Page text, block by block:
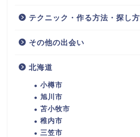
テクニック・作る方法・探し方
その他の出会い
北海道
小樽市
旭川市
苫小牧市
稚内市
三笠市